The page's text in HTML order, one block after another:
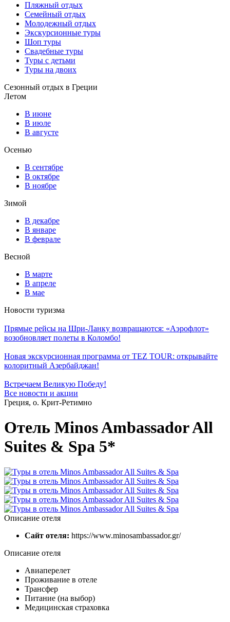
Пляжный отдых
Семейный отдых
Молодежный отдых
Экскурсионные туры
Шоп туры
Свадебные туры
Туры с детьми
Туры на двоих
Сезонный отдых в Греции
Летом
В июне
В июле
В августе
Осенью
В сентябре
В октябре
В ноябре
Зимой
В декабре
В январе
В феврале
Весной
В марте
В апреле
В мае
Новости туризма
Прямые рейсы на Шри-Ланку возвращаются: «Аэрофлот»
возобновляет полеты в Коломбо!
Новая экскурсионная программа от TEZ TOUR: открывайте
колоритный Азербайджан!
Встречаем Великую Победу!
Все новости и акции
Греция, о. Крит-Ретимно
Отель Minos Ambassador All
Suites & Spa 5*
Описание отеля
Сайт отеля: https://www.minosambassador.gr/
Описание отеля
Авиаперелет
Проживание в отеле
Трансфер
Питание (на выбор)
Медицинская страховка